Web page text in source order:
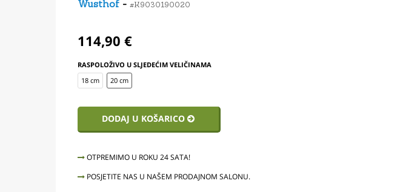
Wusthof- #K9030190020
114,90 €
RASPOLOŽIVO U SLJEDEĆIM VELIČINAMA
18 cm
20 cm
DODAJ U KOŠARICO
OTPREMIMO U ROKU 24 SATA!
POSJETITE NAS U NAŠEM PRODAJNOM SALONU.